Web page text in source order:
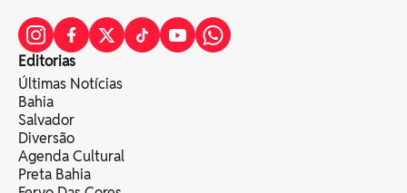
Editorias
Últimas Notícias
Bahia
Salvador
Diversão
Agenda Cultural
Preta Bahia